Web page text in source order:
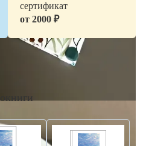
сертификат
от 2000 ₽